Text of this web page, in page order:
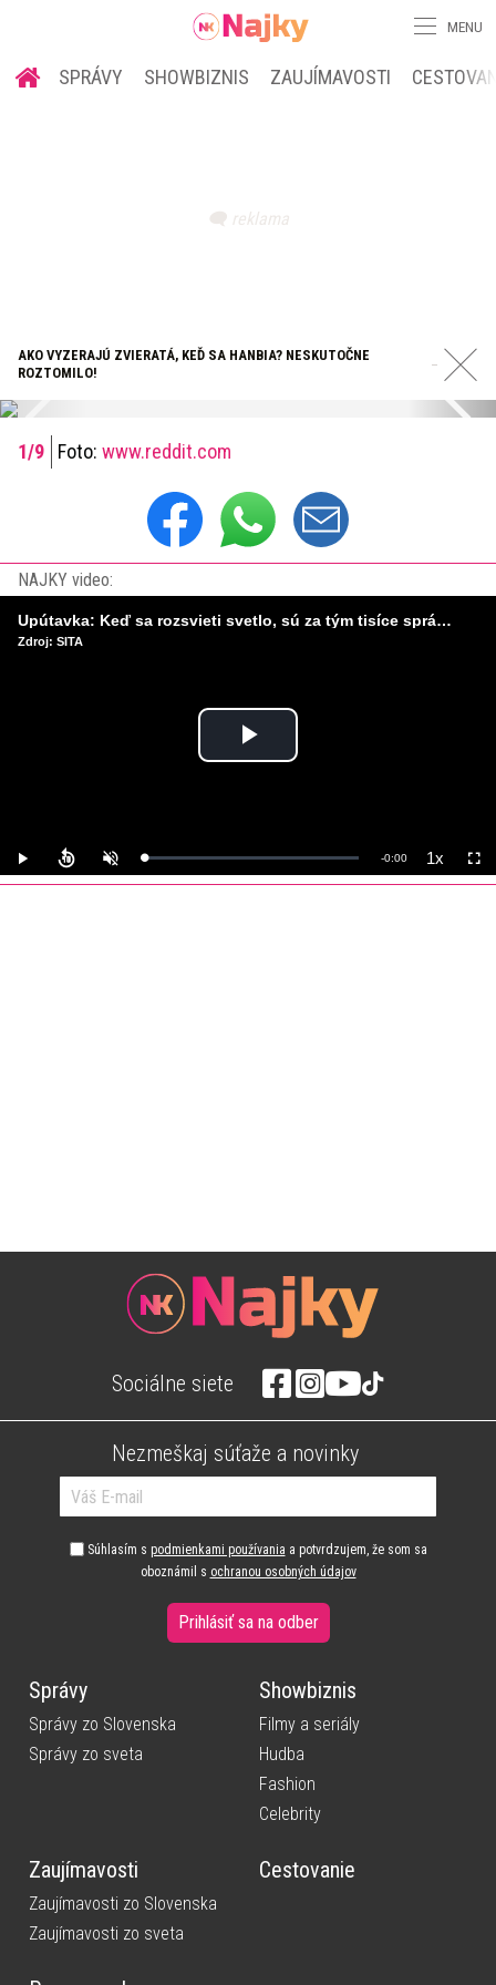
MENU
SPRÁVY SHOWBIZNIS ZAUJÍMAVOSTI
AKO VYZERAJÚ ZVIERATÁ, KEĎ SA HANBIA? NESKUTOČNE
ROZTOMILO!
Foto: www.reddit.com
NAJKY video:
Play
Play UnmuteLoaded:
0%
Remaining
-0:00 1xPlayback
Rate
Upútavka: Keď sa rozsvieti svetlo, sú za tým tisíce správnych rozhodnutí. Ako vzniká infraštruktúra, ktorú nevnímame?
Zdroj: SITA
Sociálne siete
Nezmeškaj súťaže a novinky
Súhlasím s podmienkami používania a potvrdzujem, že som sa
oboznámil s ochranou osobných údajov
Prihlásiť sa na odber
Správy
Správy zo Slovenska
Správy zo sveta
Showbiznis
Filmy a seriály
Hudba
Fashion
Celebrity
Zaujímavosti
Zaujímavosti zo Slovenska
Zaujímavosti zo sveta
Cestovanie